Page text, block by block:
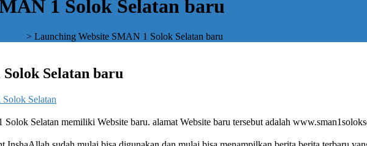
1 Solok Selatan baru
> Launching Website SMAN 1 Solok Selatan baru
Selatan baru
Selatan
Selatan memiliki Website baru. alamat Website baru tersebut adalah